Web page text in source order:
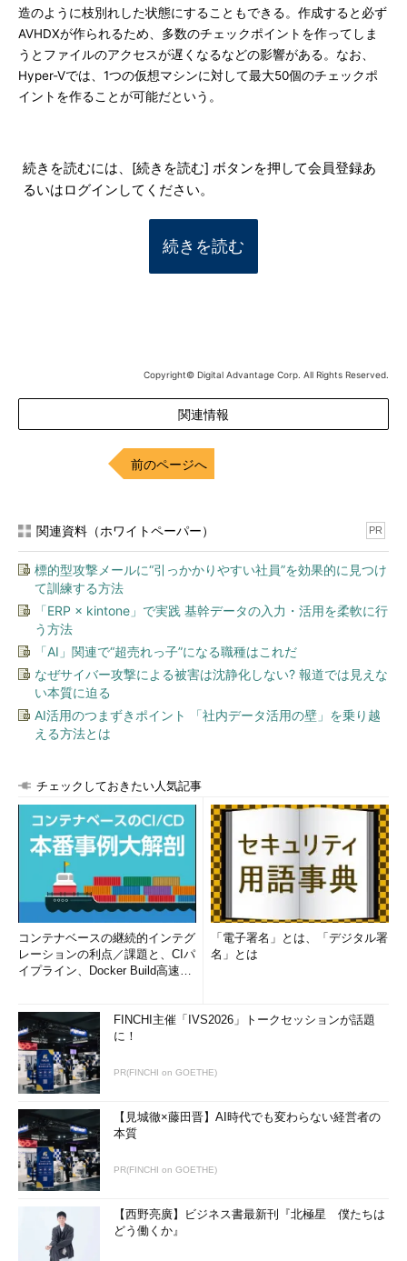
造のように枝別れした状態にすることもできる。作成すると必ず
AVHDXが作られるため、多数のチェックポイントを作ってしま
うとファイルのアクセスが遅くなるなどの影響がある。なお、
Hyper-Vでは、1つの仮想マシンに対して最大50個のチェックポ
イントを作ることが可能だという。
続きを読むには、[続きを読む] ボタンを押して会員登録あ
るいはログインしてください。
続きを読む
Copyright© Digital Advantage Corp. All Rights Reserved.
関連情報
前のページへ
関連資料（ホワイトペーパー） PR
標的型攻撃メールに“引っかかりやすい社員”を効果的に見つけ
て訓練する方法
「ERP × kintone」で実践 基幹データの入力・活用を柔軟に行
う方法
「AI」関連で“超売れっ子”になる職種はこれだ
なぜサイバー攻撃による被害は沈静化しない? 報道では見えな
い本質に迫る
AI活用のつまずきポイント 「社内データ活用の壁」を乗り越
える方法とは
チェックしておきたい人気記事
コンテナベースの継続的インテグ
レーションの利点／課題と、CIパ
イプライン、Docker Build高速化
「電子署名」とは、「デジタル署
名」とは
FINCHI主催「IVS2026」トークセッションが話題
に！
PR(FINCHI on GOETHE)
【見城徹×藤田晋】AI時代でも変わらない経営者の
本質
PR(FINCHI on GOETHE)
【西野亮廣】ビジネス書最新刊『北極星 僕たちは
どう働くか』